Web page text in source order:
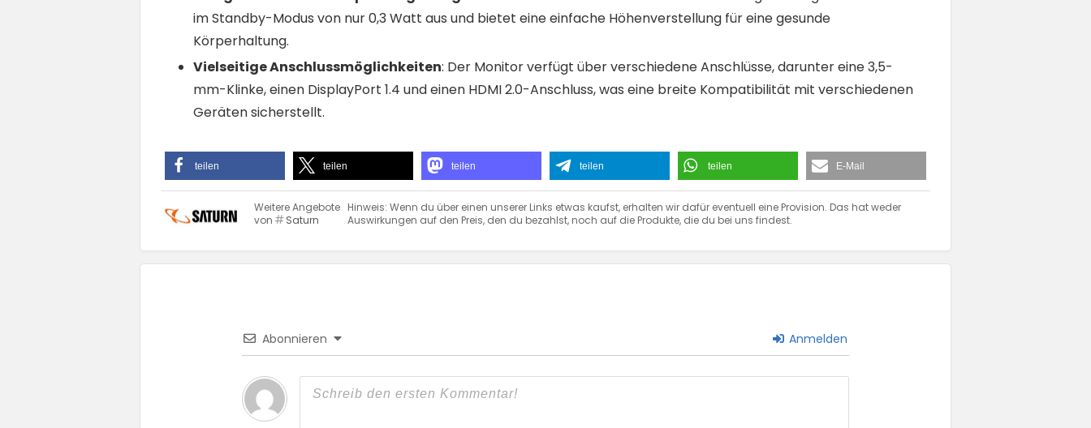
im Standby-Modus von nur 0,3 Watt aus und bietet eine einfache Höhenverstellung für eine gesunde
Körperhaltung.
Vielseitige Anschlussmöglichkeiten: Der Monitor verfügt über verschiedene Anschlüsse, darunter eine 3,5-
mm-Klinke, einen DisplayPort 1.4 und einen HDMI 2.0-Anschluss, was eine breite Kompatibilität mit verschiedenen
Geräten sicherstellt.
teilen teilen teilen teilen teilen E-Mail
Weitere Angebote
von
Saturn
Hinweis: Wenn du über einen unserer Links etwas kaufst, erhalten wir dafür eventuell eine Provision. Das hat weder
Auswirkungen auf den Preis, den du bezahlst, noch auf die Produkte, die du bei uns findest.
Abonnieren Anmelden